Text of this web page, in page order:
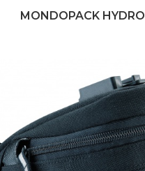
MONDOPACK HYDRO